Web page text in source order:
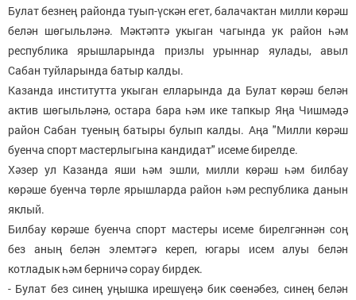
Булат безнең районда туып-үскән егет, балачактан милли көрәш
белән шөгыльләнә. Мәктәптә укыган чагында ук район һәм
республика ярышларында призлы урыннар яулады, авыл
Сабан туйларында батыр калды.
Казанда институтта укыган елларында да Булат көрәш белән
актив шөгыльләнә, остара бара һәм ике тапкыр Яңа Чишмәдә
район Сабан туеның батыры булып калды. Аңа "Милли көрәш
буенча спорт мастерлыгына кандидат" исеме бирелде.
Хәзер ул Казанда яши һәм эшли, милли көрәш һәм билбау
көрәше буенча төрле ярышларда район һәм республика данын
яклый.
Билбау көрәше буенча спорт мастеры исеме бирелгәннән соң
без аның белән элемтәгә кереп, югары исем алуы белән
котладык һәм берничә сорау бирдек.
- Булат без синең уңышка ирешүеңә бик сөенәбез, синең белән